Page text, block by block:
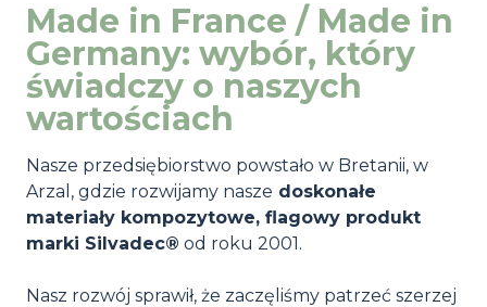
Made in France / Made in
Germany: wybór, który
świadczy o naszych
wartościach
Nasze przedsiębiorstwo powstało w Bretanii, w
Arzal, gdzie rozwijamy nasze doskonałe
materiały kompozytowe, flagowy produkt
marki Silvadec® od roku 2001.
Nasz rozwój sprawił, że zaczęliśmy patrzeć szerzej